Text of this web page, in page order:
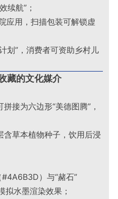
续航”；
应用，扫描包装可解锁虚
划”，消费者可资助乡村儿
藏的文化媒介
接为六边形“美德图腾”，
含草本植物种子，饮用后浸
#4A6B3D）与“赭石”
拟水墨渲染效果；